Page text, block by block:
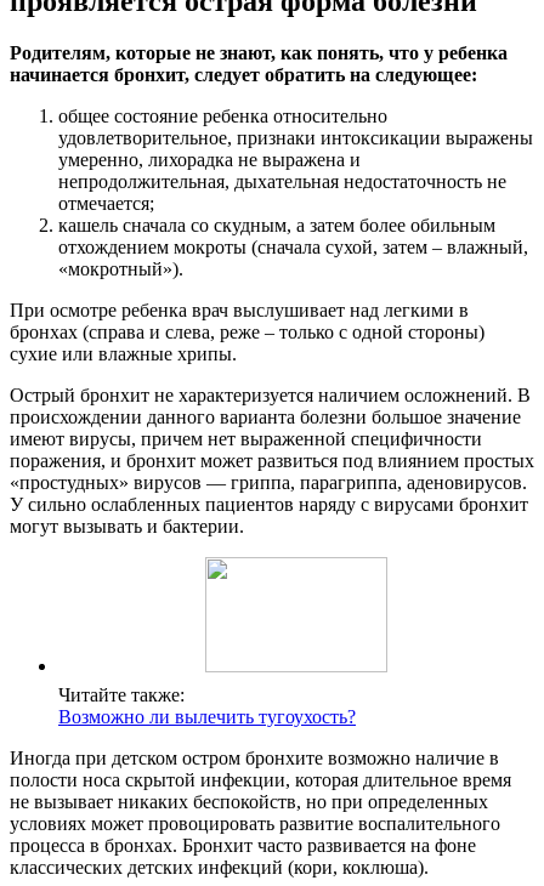
Родителям, которые не знают, как понять, что у ребенка
начинается бронхит, следует обратить на следующее:
общее состояние ребенка относительно
удовлетворительное, признаки интоксикации выражены
умеренно, лихорадка не выражена и
непродолжительная, дыхательная недостаточность не
отмечается;
кашель сначала со скудным, а затем более обильным
отхождением мокроты (сначала сухой, затем – влажный,
«мокротный»).
При осмотре ребенка врач выслушивает над легкими в
бронхах (справа и слева, реже – только с одной стороны)
сухие или влажные хрипы.
Острый бронхит не характеризуется наличием осложнений. В
происхождении данного варианта болезни большое значение
имеют вирусы, причем нет выраженной специфичности
поражения, и бронхит может развиться под влиянием простых
«простудных» вирусов — гриппа, парагриппа, аденовирусов.
У сильно ослабленных пациентов наряду с вирусами бронхит
могут вызывать и бактерии.
Читайте также:
Возможно ли вылечить тугоухость?
Иногда при детском остром бронхите возможно наличие в
полости носа скрытой инфекции, которая длительное время
не вызывает никаких беспокойств, но при определенных
условиях может провоцировать развитие воспалительного
процесса в бронхах. Бронхит часто развивается на фоне
классических детских инфекций (кори, коклюша).